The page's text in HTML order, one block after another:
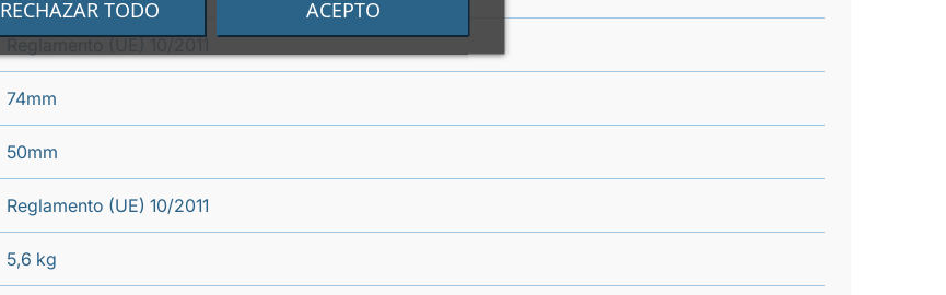
RECHAZAR TODO ACEPTO
74mm
50mm
Reglamento (UE) 10/2011
5,6 kg